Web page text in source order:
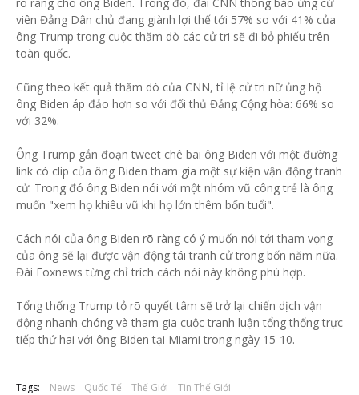
viên Đảng Dân chủ đang giành lợi thế tới 57% so với 41% của
ông Trump trong cuộc thăm dò các cử tri sẽ đi bỏ phiếu trên
toàn quốc.
Cũng theo kết quả thăm dò của CNN, tỉ lệ cử tri nữ ủng hộ
ông Biden áp đảo hơn so với đối thủ Đảng Cộng hòa: 66% so
với 32%.
Ông Trump gắn đoạn tweet chê bai ông Biden với một đường
link có clip của ông Biden tham gia một sự kiện vận động tranh
cử. Trong đó ông Biden nói với một nhóm vũ công trẻ là ông
muốn "xem họ khiêu vũ khi họ lớn thêm bốn tuổi".
Cách nói của ông Biden rõ ràng có ý muốn nói tới tham vọng
của ông sẽ lại được vận động tái tranh cử trong bốn năm nữa.
Đài Foxnews từng chỉ trích cách nói này không phù hợp.
Tổng thống Trump tỏ rõ quyết tâm sẽ trở lại chiến dịch vận
động nhanh chóng và tham gia cuộc tranh luận tổng thống trực
tiếp thứ hai với ông Biden tại Miami trong ngày 15-10.
Tags: News Quốc Tế Thế Giới Tin Thế Giới